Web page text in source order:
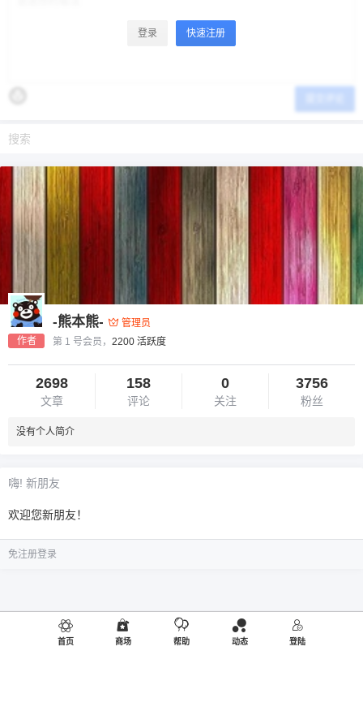
登录 快速注册
作者
-熊本熊-
管理员
第 1 号会员， 2200 活跃度
2698
文章
158
评论
0
关注
3756
粉丝
没有个人简介
嗨! 新朋友
欢迎您新朋友！
免注册登录
首页 商场 帮助 动态 登陆